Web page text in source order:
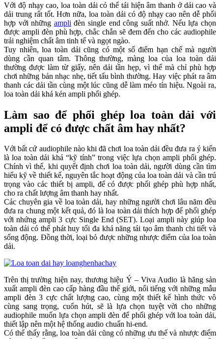
Với độ nhạy cao, loa toàn dải có thể tái hiện âm thanh ở dải cao và
dải trung rất tốt. Hơn nữa, loa toàn dải có độ nhạy cao nên dễ phối
hợp với những ampli đèn single end công suất nhở. Nếu lựa chọn
được ampli đèn phù hợp, chắc chắn sẽ đem đến cho các audiophile
trải nghiệm chất âm tinh tế và ngọt ngào.
Tuy nhiên, loa toàn dải cũng có một số điểm hạn chế mà người
dùng cần quan tâm. Thông thường, màng loa của loa toàn dải
thường được làm từ giấy, nên dải tần hẹp, vì thế mà chỉ phù hợp
chơi những bản nhạc nhẹ, tiết tấu bình thường. Hay việc phát ra âm
thanh các dải tần cùng một lúc cũng dễ làm méo tín hiệu. Ngoài ra,
loa toàn dải khá kén ampli phối ghép.
Làm sao để phối ghép loa toàn dải với
ampli để có được chất âm hay nhất?
Với bất cứ audiophile nào khi đã chơi loa toàn dải đều đưa ra ý kiến
là loa toàn dải khá “kỹ tính” trong việc lựa chọn ampli phối ghép.
Chính vì thế, khi quyết định chơi loa toàn dải, người dùng cần tìm
hiểu kỹ về thiết kế, nguyên tắc hoạt động của loa toàn dải và cần trú
trọng vào các thiết bị ampli, để có được phối ghép phù hợp nhất,
cho ra chất lượng âm thanh hay nhất.
Các chuyên gia về loa toàn dải, hay những người chơi lâu năm đều
đưa ra chung một kết quả, đó là loa toàn dải thích hợp để phối ghép
với nhứng ampli 3 cực Single End (SET). Loại ampli này giúp loa
toàn dải có thể phát huy tối đa khả năng tái tạo âm thanh chi tiết và
sống động. Đồng thời, loại bỏ được những nhược điểm của loa toàn
dải.
Trên thị trường hiện nay, thương hiệu Ý – Viva Audio là hãng sản
xuất ampli đèn cao cấp hàng đầu thế giới, nổi tiếng với những mẫu
ampli đèn 3 cực chất lượng cao, cùng một thiết kế hình thức vô
cùng sang trọng, cuốn hút, sẽ là lựa chọn tuyệt vời cho những
audiophile muốn lựa chọn ampli đèn để phối ghép với loa toàn dải,
thiết lập nên một hệ thống audio chuẩn hi-end.
Có thể thấy rằng, loa toàn dải cũng có những ưu thế và nhược điểm